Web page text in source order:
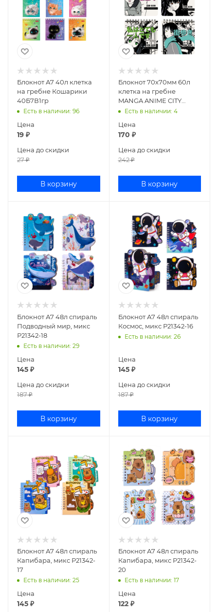
Блокнот А7 40л клетка
на гребне Кошарики
40Б7В1гр
Есть в наличии: 96
Цена
19 ₽
Цена до скидки
27₽
В корзину
Блокнот 70х70мм 60л
клетка на гребне
MANGA ANIME CITY
ассорти 3-652/02
Есть в наличии: 4
Цена
170 ₽
Цена до скидки
242₽
В корзину
Блокнот А7 48л спираль
Подводный мир, микс
Р21342-18
Есть в наличии: 29
Цена
145 ₽
Цена до скидки
187₽
В корзину
Блокнот А7 48л спираль
Космос, микс Р21342-16
Есть в наличии: 26
Цена
145₽
Цена до скидки
187₽
В корзину
Блокнот А7 48л спираль
Капибара, микс Р21342-
17
Есть в наличии: 25
Цена
145 ₽
Блокнот А7 48л спираль
Капибара, микс Р21342-
20
Есть в наличии: 17
Цена
122₽